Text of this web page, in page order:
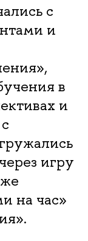
с
и
в
и
игру
на час»